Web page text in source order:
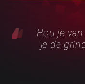
Hou je
je de